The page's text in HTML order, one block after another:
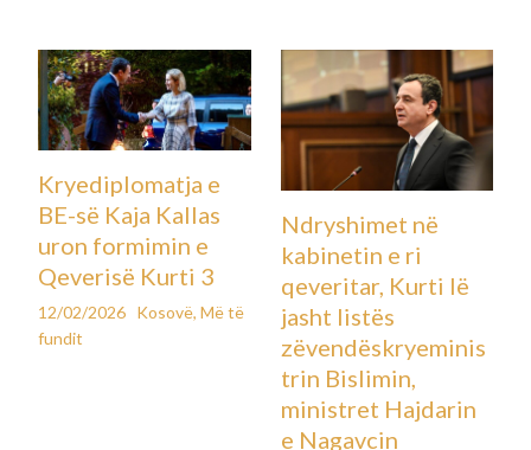
Kryediplomatja e
BE-së Kaja Kallas
uron formimin e
Qeverisë Kurti 3
12/02/2026 Kosovë,Më të
fundit
Ndryshimet në
kabinetin e ri
qeveritar, Kurti lë
jasht listës
zëvendëskryeminis
trin Bislimin,
ministret Hajdarin
e Nagavcin